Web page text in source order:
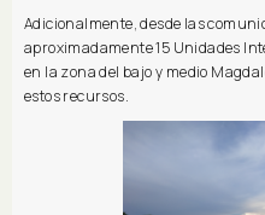
Adicionalmente, desde las
aproximadamente 15 Unidades
en la zona del bajo y medio
estos recursos.